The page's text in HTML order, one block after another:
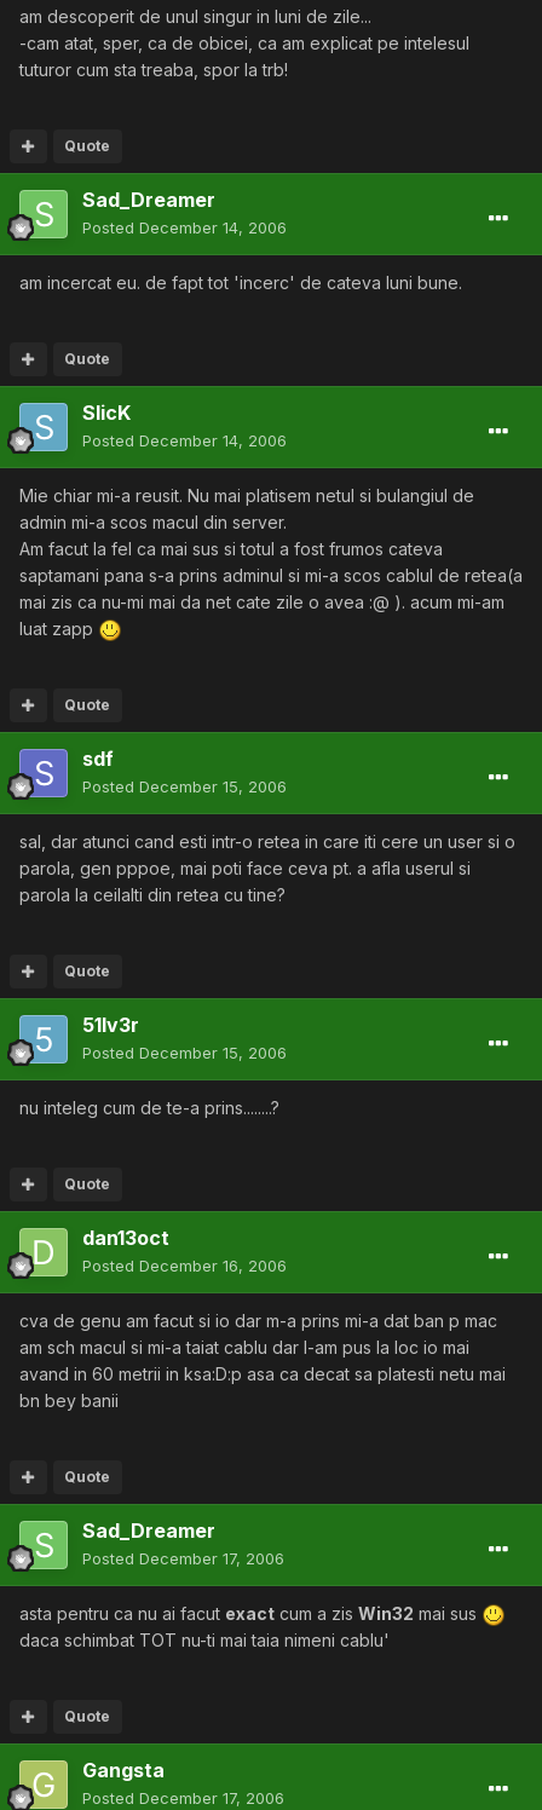
am descoperit de unul singur in luni de zile...
-cam atat, sper, ca de obicei, ca am explicat pe intelesul
tuturor cum sta treaba, spor la trb!
Quote
Sad_Dreamer
Posted December 14, 2006
am incercat eu. de fapt tot 'incerc' de cateva luni bune.
Quote
SlicK
Posted December 14, 2006
Mie chiar mi-a reusit. Nu mai platisem netul si bulangiul de
admin mi-a scos macul din server.
Am facut la fel ca mai sus si totul a fost frumos cateva
saptamani pana s-a prins adminul si mi-a scos cablul de retea(a
mai zis ca nu-mi mai da net cate zile o avea :@ ). acum mi-am
luat zapp
Quote
sdf
Posted December 15, 2006
sal, dar atunci cand esti intr-o retea in care iti cere un user si o
parola, gen pppoe, mai poti face ceva pt. a afla userul si
parola la ceilalti din retea cu tine?
Quote
51lv3r
Posted December 15, 2006
nu inteleg cum de te-a prins........?
Quote
dan13oct
Posted December 16, 2006
cva de genu am facut si io dar m-a prins mi-a dat ban p mac
am sch macul si mi-a taiat cablu dar l-am pus la loc io mai
avand in 60 metrii in ksa:D:p asa ca decat sa platesti netu mai
bn bey banii
Quote
Sad_Dreamer
Posted December 17, 2006
asta pentru ca nu ai facut exact cum a zis Win32 mai sus
daca schimbat TOT nu-ti mai taia nimeni cablu'
Quote
Gangsta
Posted December 17, 2006